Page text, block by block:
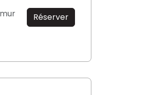
Réserver